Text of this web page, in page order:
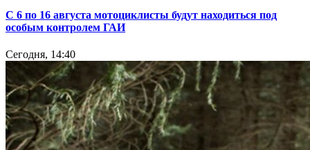
С 6 по 16 августа мотоциклисты будут находиться под
особым контролем ГАИ
Сегодня, 14:40